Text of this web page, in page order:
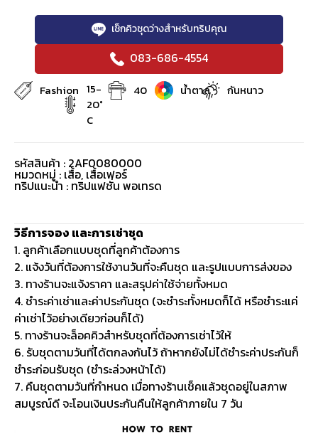
เช็กคิวชุดว่างสำหรับทริปคุณ
083-686-4554
Fashion 15-
20°
C
40 น้ำตาล กันหนาว
รหัสสินค้า : 2AF0080000
หมวดหมู่ : เสื้อ, เสื้อเฟอร์
ทริปแนะนำ : ทริปแฟชั่น พอเทรด
วิธีการจอง และการเช่าชุด
1. ลูกค้าเลือกแบบชุดที่ลูกค้าต้องการ
2. แจ้งวันที่ต้องการใช้งานวันที่จะคืนชุด และรูปแบบการส่งของ
3. ทางร้านจะแจ้งราคา และสรุปค่าใช้จ่ายทั้งหมด
4. ชำระค่าเช่าและค่าประกันชุด (จะชำระทั้งหมดก็ได้ หรือชำระแค่
ค่าเช่าไว้อย่างเดียวก่อนก็ได้)
5. ทางร้านจะล็อคคิวสำหรับชุดที่ต้องการเช่าไว้ให้
6. รับชุดตามวันที่ได้ตกลงกันไว้ ถ้าหากยังไม่ได้ชำระค่าประกันก็
ชำระก่อนรับชุด (ชำระล่วงหน้าได้)
7. คืนชุดตามวันที่กำหนด เมื่อทางร้านเช็คแล้วชุดอยู่ในสภาพ
สมบูรณ์ดี จะโอนเงินประกันคืนให้ลูกค้าภายใน 7 วัน